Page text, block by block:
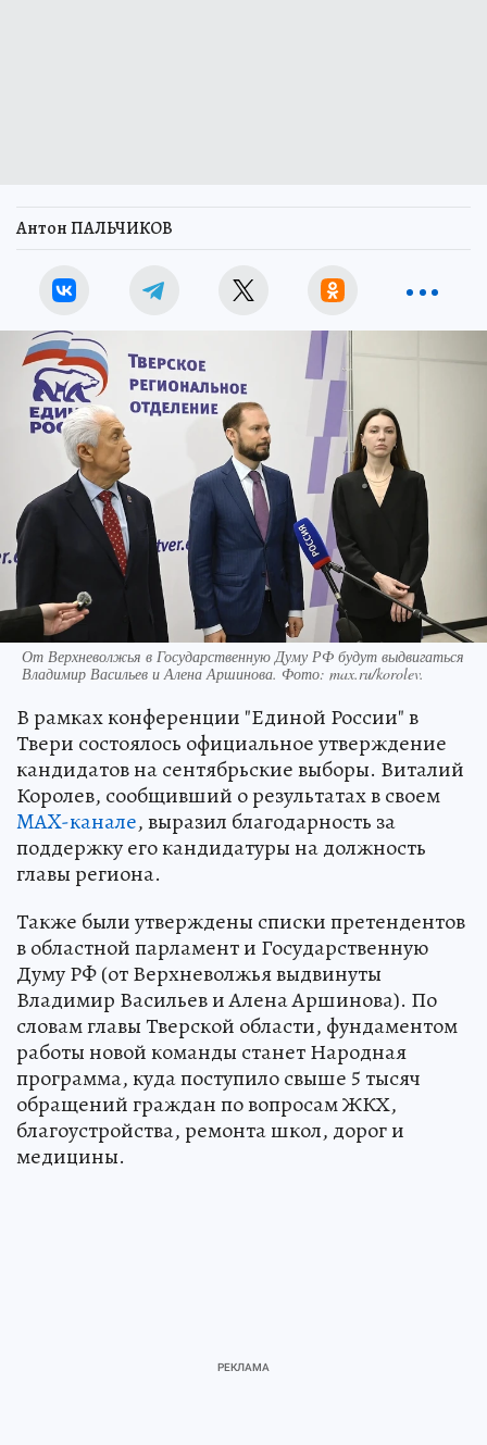
Антон ПАЛЬЧИКОВ
От Верхневолжья в Государственную Думу РФ будут выдвигаться
Владимир Васильев и Алена Аршинова. Фото: max.ru/korolev.
В рамках конференции "Единой России" в
Твери состоялось официальное утверждение
кандидатов на сентябрьские выборы. Виталий
Королев, сообщивший о результатах в своем
MAX-канале, выразил благодарность за
поддержку его кандидатуры на должность
главы региона.
Также были утверждены списки претендентов
в областной парламент и Государственную
Думу РФ (от Верхневолжья выдвинуты
Владимир Васильев и Алена Аршинова). По
словам главы Тверской области, фундаментом
работы новой команды станет Народная
программа, куда поступило свыше 5 тысяч
обращений граждан по вопросам ЖКХ,
благоустройства, ремонта школ, дорог и
медицины.